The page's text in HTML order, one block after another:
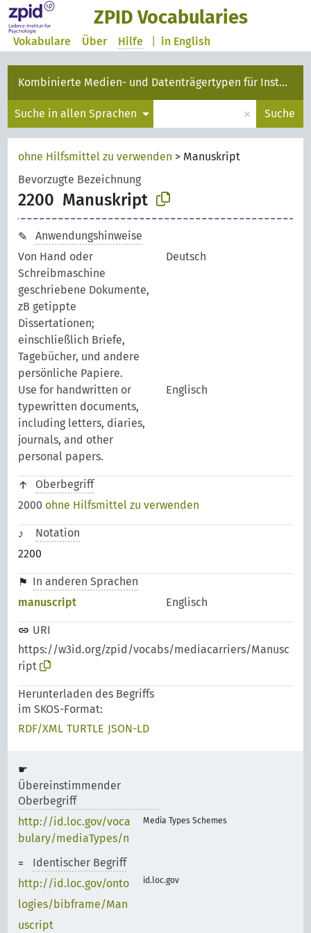
ZPID Vocabularies
in English
Vokabulare Über Hilfe
Kombinierte Medien- und Datenträgertypen für Instanzen
Suche in allen Sprachen × Suche
ohne Hilfsmittel zu verwenden > Manuskript
Bevorzugte Bezeichnung
2200 Manuskript
Anwendungshinweise
Von Hand oder
Schreibmaschine
geschriebene Dokumente,
zB getippte
Dissertationen;
einschließlich Briefe,
Tagebücher, und andere
persönliche Papiere.
Deutsch
Use for handwritten or
typewritten documents,
including letters, diaries,
journals, and other
personal papers.
Englisch
Oberbegriff
2000 ohne Hilfsmittel zu verwenden
Notation
2200
In anderen Sprachen
manuscript
Englisch
URI
https://w3id.org/zpid/vocabs/mediacarriers/Manusc
ript
Herunterladen des Begriffs
im SKOS-Format:
RDF/XML TURTLE JSON-LD
Übereinstimmender
Oberbegriff
http://id.loc.gov/voca
bulary/mediaTypes/n
Media Types Schemes
Identischer Begriff
http://id.loc.gov/onto
logies/bibframe/Man
uscript
id.loc.gov